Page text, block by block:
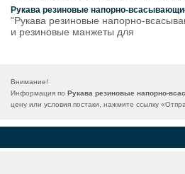
Рукава резиновые напорно-
"Рукава резиновые напорно-
и резиновые манжеты для
Внимание!
Информация по Рукава резиновые напорно-
цену или условия постаки, нажмите ссылку «